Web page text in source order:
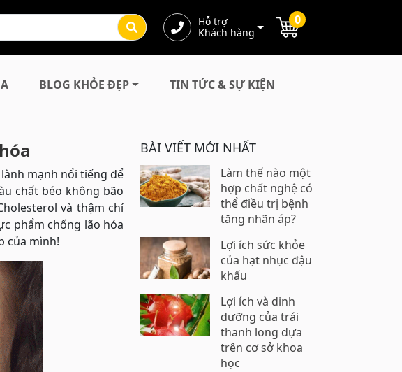
Hỗ trợ
Khách hàng
0
BLOG KHỎE ĐẸP TIN TỨC & SỰ KIỆN
mạnh nổi tiếng để
chất béo không bão
và thậm chí
phẩm chống lão hóa
của mình!
BÀI VIẾT MỚI NHẤT
Làm thế nào một
hợp chất nghệ có
thể điều trị bệnh
tăng nhãn áp?
Lợi ích sức khỏe
của hạt nhục đậu
khấu
Lợi ích và dinh
dưỡng của trái
thanh long dựa
trên cơ sở khoa
học